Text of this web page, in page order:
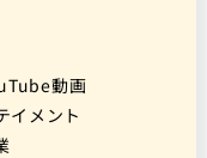
動画
イメント